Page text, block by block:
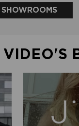
SHOWROOMS
VIDEO'S